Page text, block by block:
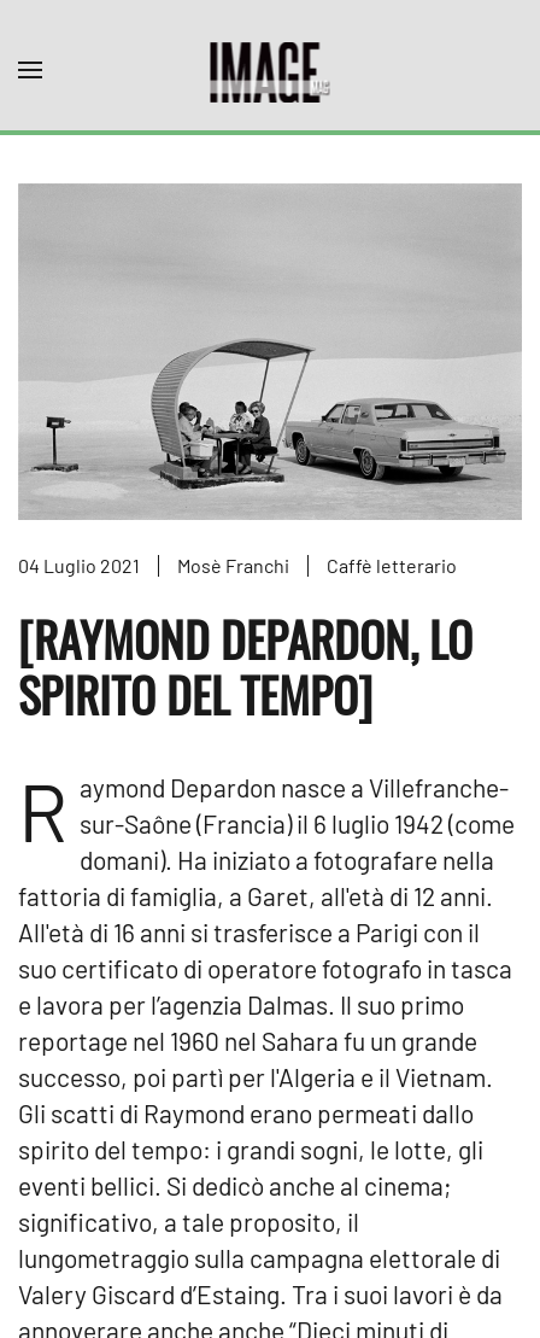
Skip to main content
04 Luglio 2021 Mosè Franchi Caffè letterario
[RAYMOND DEPARDON, LO
SPIRITO DEL TEMPO]
R aymond Depardon nasce a Villefranche-
sur-Saône (Francia) il 6 luglio 1942 (come
domani). Ha iniziato a fotografare nella
fattoria di famiglia, a Garet, all'età di 12 anni.
All'età di 16 anni si trasferisce a Parigi con il
suo certificato di operatore fotografo in tasca
e lavora per l’agenzia Dalmas. Il suo primo
reportage nel 1960 nel Sahara fu un grande
successo, poi partì per l'Algeria e il Vietnam.
Gli scatti di Raymond erano permeati dallo
spirito del tempo: i grandi sogni, le lotte, gli
eventi bellici. Si dedicò anche al cinema;
significativo, a tale proposito, il
lungometraggio sulla campagna elettorale di
Valery Giscard d’Estaing. Tra i suoi lavori è da
annoverare anche anche “Dieci minuti di